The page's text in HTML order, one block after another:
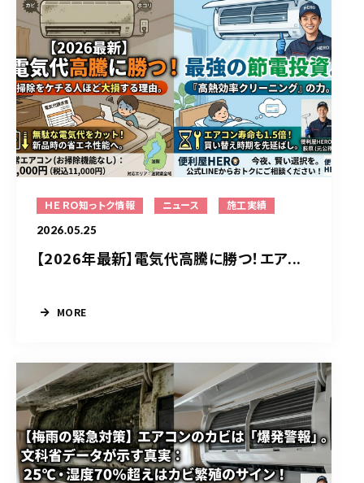
ＨＥＲＯ知っトク情報 ニュース 施工実績
2026.05.25
【2026年最新】電気代高騰に勝つ！エア...
MORE